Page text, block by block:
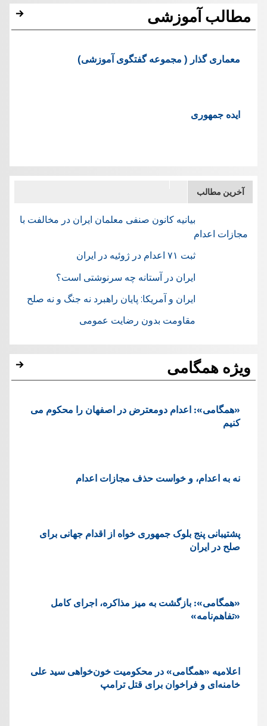
مطالب آموزشی
معماری گذار ( مجموعه گفتگوی آموزشی)
ایده جمهوری
آخرین مطالب
بیانیه کانون صنفی معلمان ایران در مخالفت با
مجازات اعدام
ثبت ۷۱ اعدام در ژوئيه در ایران
ایران در آستانه چه سرنوشتی است؟
ایران و آمریکا: پایان راهبرد نه جنگ و نه صلح
مقاومت بدون رضایت عمومی
ویژه همگامی
«همگامی»: اعدام دومعترض در اصفهان را محکوم می
کنیم
نه به اعدام، و خواست حذف مجازات اعدام
پشتيبانی پنج بلوک جمهوری خواه از اقدام جهانی برای
صلح در ایران
«همگامی»: بازگشت به میز مذاکره، اجرای کامل
«تفاهم‌نامه»
اعلامیه «همگامی» در محکومیت خون‌خواهی سید علی
خامنه‌ای و فراخوان برای قتل ترامپ